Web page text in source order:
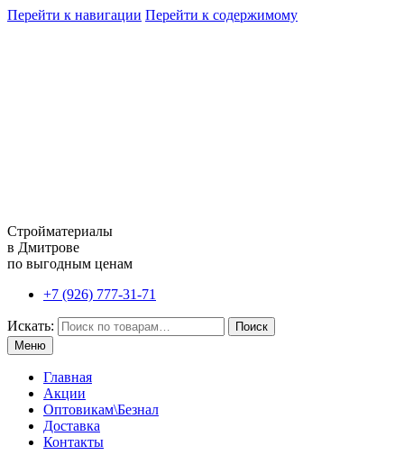
Перейти к навигации Перейти к содержимому
Стройматериалы
в Дмитрове
по выгодным ценам
+7 (926) 777-31-71
Искать:
Поиск
Меню
Главная
Акции
Оптовикам\Безнал
Доставка
Контакты